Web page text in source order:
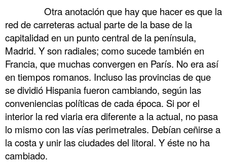
Otra anotación que hay que hacer es que la
red de carreteras actual parte de la base de la
capitalidad en un punto central de la península,
Madrid. Y son radiales; como sucede también en
Francia, que muchas convergen en París. No era así
en tiempos romanos. Incluso las provincias de que
se dividió Hispania fueron cambiando, según las
conveniencias políticas de cada época. Si por el
interior la red viaria era diferente a la actual, no pasa
lo mismo con las vías perimetrales. Debían ceñirse a
la costa y unir las ciudades del litoral. Y éste no ha
cambiado.